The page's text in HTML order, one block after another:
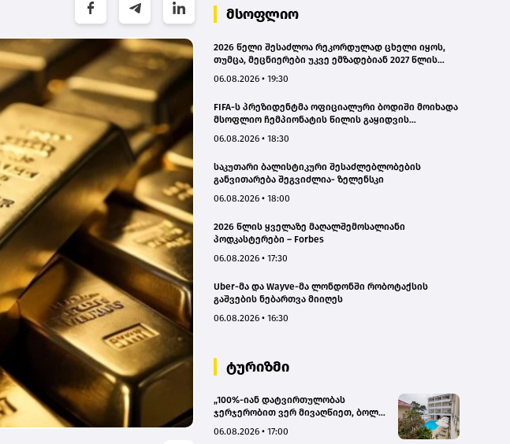
მსოფლიო
2026 წელი შესაძლოა რეკორდულად ცხელი იყოს,
თუმცა, მეცნიერები უკვე ემზადებიან 2027 წლის
06.08.2026 • 19:30
FIFA-ს პრეზიდენტმა ოფიციალური ბოდიში მოიხადა
მსოფლიო ჩემპიონატის წილის გაყიდვის
06.08.2026 • 18:30
საკუთარი ბალისტიკური შესაძლებლობების
განვითარება შეგვიძლია- ზელენსკი
06.08.2026 • 18:00
2026 წლის ყველაზე მაღალშემოსალიანი
პოდკასტერები – Forbes
06.08.2026 • 17:30
Uber-მა და Wayve-მა ლონდონში რობოტაქსის
გაშვების ნებართვა მიიღეს
06.08.2026 • 16:30
ტურიზმი
„100%-იან დატვირთულობას
ჯერჯერობით ვერ მივაღწიეთ, ბოლო
გაუქმდა“ - Kobuleti Beach Club
06.08.2026 • 17:00